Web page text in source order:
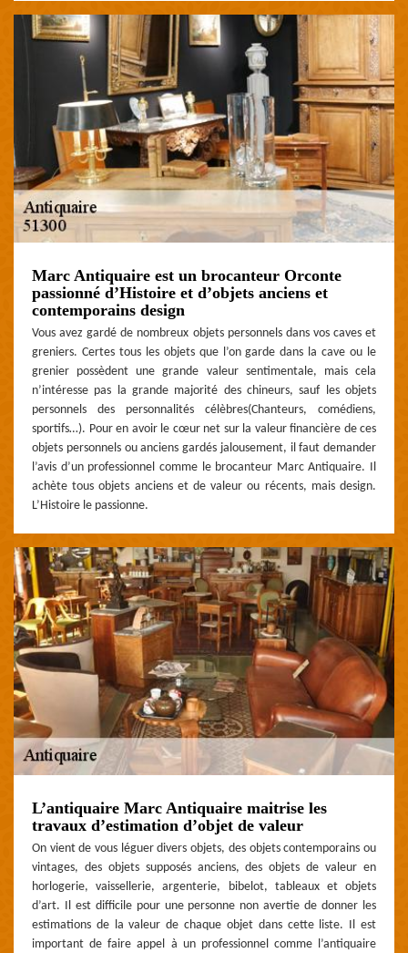
Marc Antiquaire est un brocanteur Orconte
passionné d’Histoire et d’objets anciens et
contemporains design
Vous avez gardé de nombreux objets personnels dans vos caves et
greniers. Certes tous les objets que l’on garde dans la cave ou le
grenier possèdent une grande valeur sentimentale, mais cela
n’intéresse pas la grande majorité des chineurs, sauf les objets
personnels des personnalités célèbres(Chanteurs, comédiens,
sportifs…). Pour en avoir le cœur net sur la valeur financière de ces
objets personnels ou anciens gardés jalousement, il faut demander
l’avis d’un professionnel comme le brocanteur Marc Antiquaire. Il
achète tous objets anciens et de valeur ou récents, mais design.
L’Histoire le passionne.
L’antiquaire Marc Antiquaire maitrise les
travaux d’estimation d’objet de valeur
On vient de vous léguer divers objets, des objets contemporains ou
vintages, des objets supposés anciens, des objets de valeur en
horlogerie, vaissellerie, argenterie, bibelot, tableaux et objets
d’art. Il est difficile pour une personne non avertie de donner les
estimations de la valeur de chaque objet dans cette liste. Il est
important de faire appel à un professionnel comme l’antiquaire